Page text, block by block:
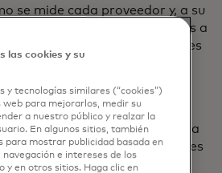
se mide cada proveedor y, a su
tecnológicos y empresariales a
para sus necesidades
como uno de los ocho
en el mercado de
Cibernéticos (CRQ). Cada
tiene $ 5 millones
CRQ, una oferta discreta de
las cookies y su
y tecnologías similares (“cookies”)
web para mejorarlos, medir su
a nuestro público y realzar la
En algunos sitios, también
para mostrar publicidad basada en
navegación e intereses de los
y en otros sitios. Haga clic en